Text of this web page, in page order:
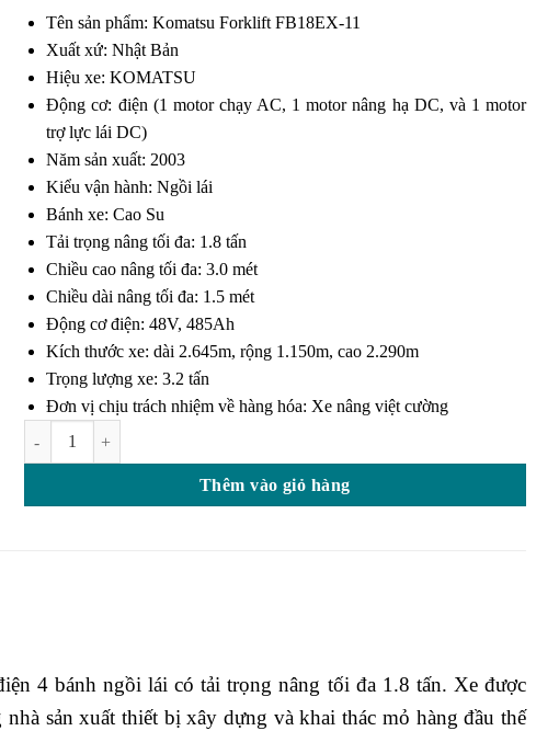
Tên sản phẩm: Komatsu Forklift FB18EX-11
Xuất xứ: Nhật Bản
Hiệu xe: KOMATSU
Động cơ: điện (1 motor chạy AC, 1 motor nâng hạ DC, và 1 motor
trợ lực lái DC)
Năm sản xuất: 2003
Kiểu vận hành: Ngồi lái
Bánh xe: Cao Su
Tải trọng nâng tối đa: 1.8 tấn
Chiều cao nâng tối đa: 3.0 mét
Chiều dài nâng tối đa: 1.5 mét
Động cơ điện: 48V, 485Ah
Kích thước xe: dài 2.645m, rộng 1.150m, cao 2.290m
Trọng lượng xe: 3.2 tấn
Đơn vị chịu trách nhiệm về hàng hóa: Xe nâng việt cường
Thêm vào giỏ hàng
4 bánh ngồi lái có tải trọng nâng tối đa 1.8 tấn. Xe được
sản xuất thiết bị xây dựng và khai thác mỏ hàng đầu thế